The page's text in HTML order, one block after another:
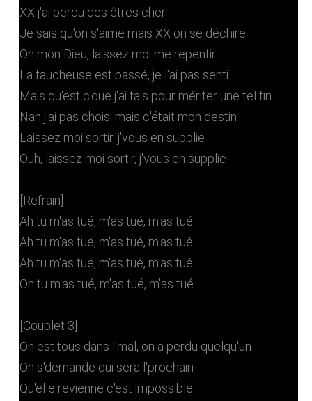
XX j'ai perdu des êtres cher
Je sais qu'on s'aime mais XX on se déchire
Oh mon Dieu, laissez moi me repentir
La faucheuse est passé, je l'ai pas senti
Mais qu'est c'que j'ai fais pour mériter une tel fin
Nan j'ai pas choisi mais c'était mon destin
Laissez moi sortir, j'vous en supplie
Ouh, laissez moi sortir, j'vous en supplie
[Refrain]
Ah tu m'as tué, m'as tué, m'as tué
Ah tu m'as tué, m'as tué, m'as tué
Ah tu m'as tué, m'as tué, m'as tué
Oh tu m'as tué, m'as tué, m'as tué
[Couplet 3]
On est tous dans l'mal, on a perdu quelqu'un
On s'demande qui sera l'prochain
Qu'elle revienne c'est impossible